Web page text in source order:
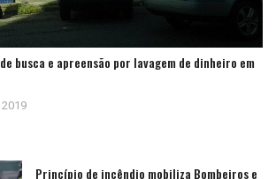
busca e apreensão por lavagem de dinheiro em
Princípio de incêndio mobiliza Bombeiros e